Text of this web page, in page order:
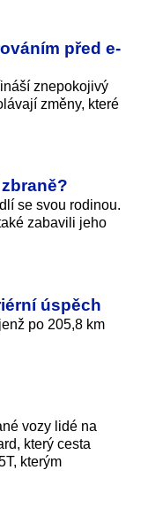
před e-
znepokojivý
změny, které
se svou rodinou.
zabavili jeho
úspěch
po 205,8 km
vozy lidé na
který cesta
kterým